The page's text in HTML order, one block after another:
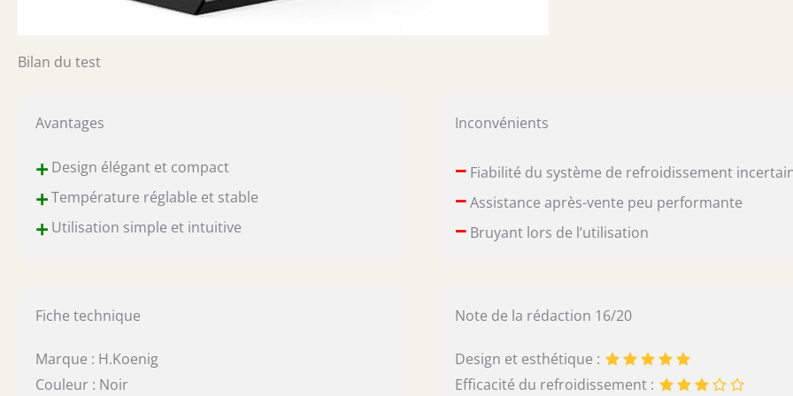
Bilan du test
Avantages
+ Design élégant et compact
+Température réglable et stable
+ Utilisation simple et intuitive
Inconvénients
– Fiabilité du système de refroidissement
–Assistance après-vente peu performante
– Bruyant lors de l’utilisation
Fiche technique
Marque : H.Koenig
Couleur : Noir
Note de la rédaction 16/20
Design et esthétique :
Efficacité du refroidissement :